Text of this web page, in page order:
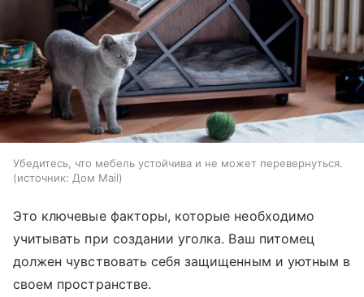
Убедитесь, что мебель устойчива и не может перевернуться.
источник: Дом Mail
Это ключевые факторы, которые необходимо
учитывать при создании уголка. Ваш питомец
должен чувствовать себя защищенным и уютным в
своем пространстве.